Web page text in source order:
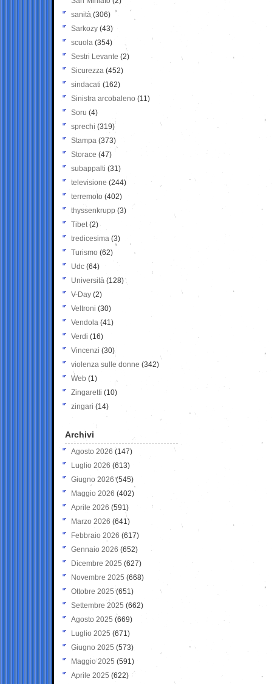
sanità (306)
Sarkozy (43)
scuola (354)
Sestri Levante (2)
Sicurezza (452)
sindacati (162)
Sinistra arcobaleno (11)
Soru (4)
sprechi (319)
Stampa (373)
Storace (47)
subappalti (31)
televisione(244)
terremoto (402)
thyssenkrupp (3)
Tibet(2)
tredicesima (3)
Turismo (62)
Udc (64)
Università (128)
V-Day (2)
Veltroni (30)
Vendola (41)
Verdi (16)
Vincenzi (30)
violenza sulle donne (342)
Web (1)
Zingaretti (10)
zingari (14)
Archivi
Agosto 2026 (147)
Luglio 2026 (613)
Giugno 2026 (545)
Maggio 2026 (402)
Aprile 2026 (591)
Marzo 2026 (641)
Febbraio 2026 (617)
Gennaio 2026 (652)
Dicembre 2025 (627)
Novembre 2025 (668)
Ottobre 2025 (651)
Settembre 2025 (662)
Agosto 2025 (669)
Luglio 2025 (671)
Giugno 2025 (573)
Maggio 2025 (591)
Aprile 2025 (622)